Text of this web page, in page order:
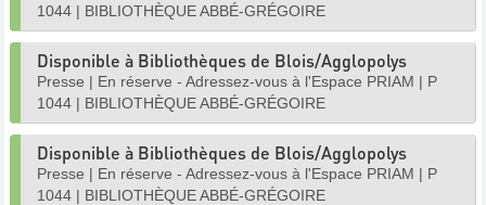
1044 | BIBLIOTHÈQUE ABBÉ-GRÉGOIRE
Disponible à Bibliothèques de Blois/Agglopolys
Presse | En réserve - Adressez-vous à l'Espace PRIAM | P
1044 | BIBLIOTHÈQUE ABBÉ-GRÉGOIRE
Disponible à Bibliothèques de Blois/Agglopolys
Presse | En réserve - Adressez-vous à l'Espace PRIAM | P
1044 | BIBLIOTHÈQUE ABBÉ-GRÉGOIRE